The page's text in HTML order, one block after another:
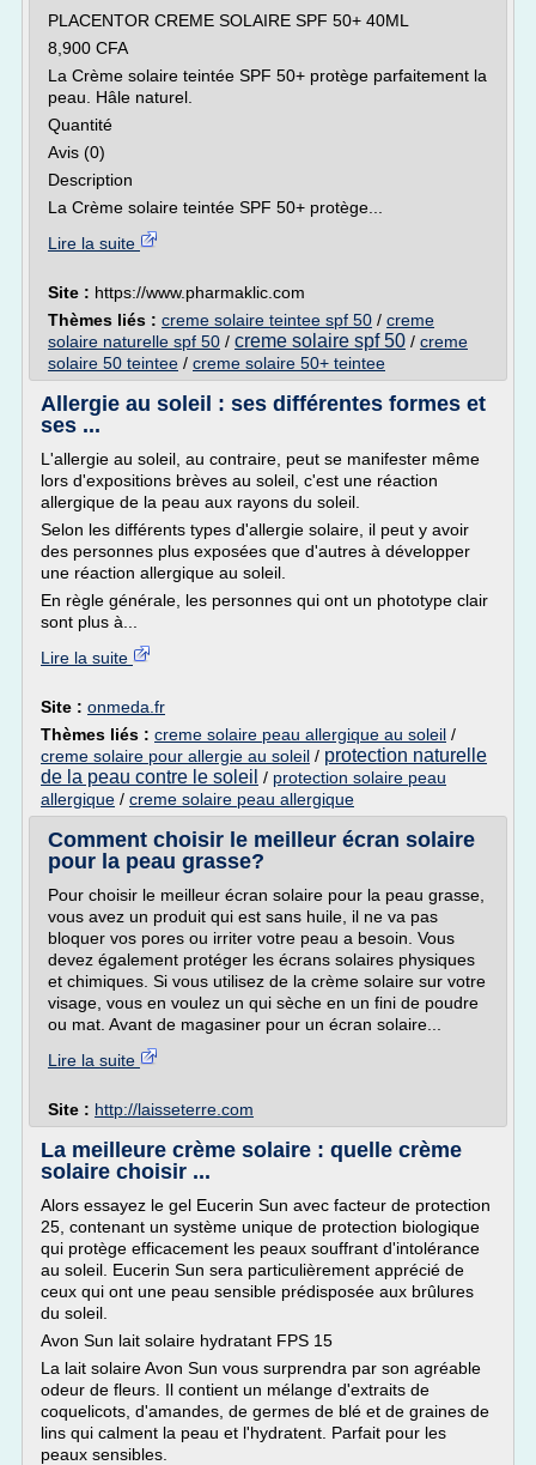
PLACENTOR CREME SOLAIRE SPF 50+ 40ML
8,900 CFA
La Crème solaire teintée SPF 50+ protège parfaitement la
peau. Hâle naturel.
Quantité
Avis (0)
Description
La Crème solaire teintée SPF 50+ protège...
Lire la suite
Site : https://www.pharmaklic.com
Thèmes liés : creme solaire teintee spf 50 / creme
solaire naturelle spf 50 / creme solaire spf 50 / creme
solaire 50 teintee / creme solaire 50+ teintee
Allergie au soleil : ses différentes formes et
ses ...
L'allergie au soleil, au contraire, peut se manifester même
lors d'expositions brèves au soleil, c'est une réaction
allergique de la peau aux rayons du soleil.
Selon les différents types d'allergie solaire, il peut y avoir
des personnes plus exposées que d'autres à développer
une réaction allergique au soleil.
En règle générale, les personnes qui ont un phototype clair
sont plus à...
Lire la suite
Site : onmeda.fr
Thèmes liés : creme solaire peau allergique au soleil /
creme solaire pour allergie au soleil / protection naturelle
de la peau contre le soleil / protection solaire peau
allergique / creme solaire peau allergique
Comment choisir le meilleur écran solaire
pour la peau grasse?
Pour choisir le meilleur écran solaire pour la peau grasse,
vous avez un produit qui est sans huile, il ne va pas
bloquer vos pores ou irriter votre peau a besoin. Vous
devez également protéger les écrans solaires physiques
et chimiques. Si vous utilisez de la crème solaire sur votre
visage, vous en voulez un qui sèche en un fini de poudre
ou mat. Avant de magasiner pour un écran solaire...
Lire la suite
Site : http://laisseterre.com
La meilleure crème solaire : quelle crème
solaire choisir ...
Alors essayez le gel Eucerin Sun avec facteur de protection
25, contenant un système unique de protection biologique
qui protège efficacement les peaux souffrant d'intolérance
au soleil. Eucerin Sun sera particulièrement apprécié de
ceux qui ont une peau sensible prédisposée aux brûlures
du soleil.
Avon Sun lait solaire hydratant FPS 15
La lait solaire Avon Sun vous surprendra par son agréable
odeur de fleurs. Il contient un mélange d'extraits de
coquelicots, d'amandes, de germes de blé et de graines de
lins qui calment la peau et l'hydratent. Parfait pour les
peaux sensibles.